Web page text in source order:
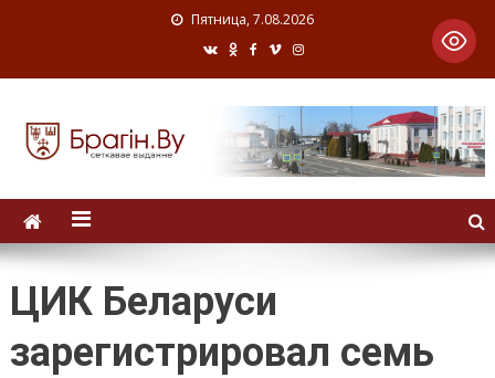
Пятница, 7.08.2026
ЦИК Беларуси
зарегистрировал семь